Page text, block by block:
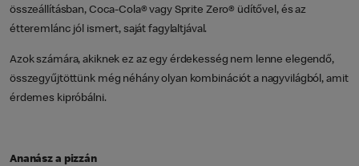
összeállításban, Coca-Cola® vagy Sprite Zero® üdítővel, és az
étteremlánc jól ismert, saját fagylaltjával.
Azok számára, akiknek ez az egy érdekesség nem lenne elegendő,
összegyűjtöttünk még néhány olyan kombinációt a nagyvilágból, amit
érdemes kipróbálni.
Ananász a pizzán